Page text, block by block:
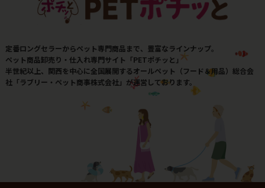
定番ロングセラーからペット専門商品まで、豊富なラインナップ。
ペット商品卸売り・仕入れ専門サイト「PETポチッと」
半世紀以上、関西を中心に全国展開するオールペット（フード＆用品）総合会
社「ラブリー・ペット商事株式会社」が運営しております。